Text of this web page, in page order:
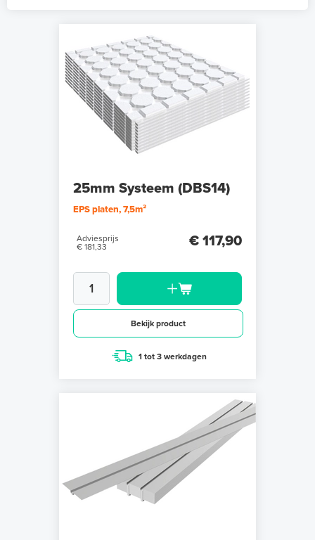
25mm Systeem (DBS14)
EPS platen, 7,5m²
Adviesprijs
€ 181,33
€ 117,90
Bekijk product
1 tot 3 werkdagen